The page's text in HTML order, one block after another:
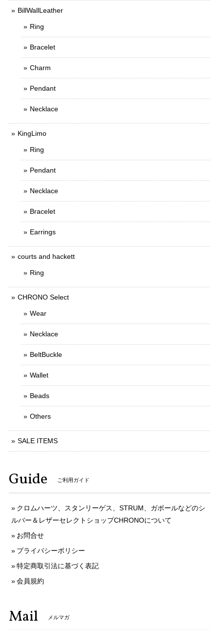
BillWallLeather
Ring
Bracelet
Charm
Pendant
Necklace
KingLimo
Ring
Pendant
Necklace
Bracelet
Earrings
courts and hackett
Ring
CHRONO Select
Wear
Necklace
BeltBuckle
Wallet
Beads
Others
SALE ITEMS
Guide ご利用ガイド
クロムハーツ、スタンリーゲス、STRUM、ガボールなどのシ
ルバー＆レザーセレクトショップCHRONOについて
お問合せ
プライバシーポリシー
特定商取引法に基づく表記
会員規約
Mail メルマガ